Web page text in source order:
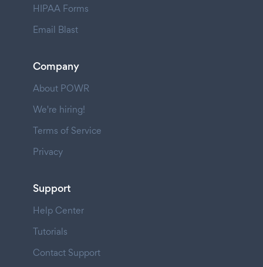
HIPAA Forms
Email Blast
Company
About POWR
We're hiring!
Terms of Service
Privacy
Support
Help Center
Tutorials
Contact Support